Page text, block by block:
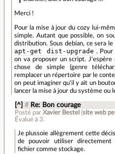
Merci !
Pour la mise à jour du cozy lui-
simple. Autant que possible, on
distribution. Sous debian, ce sera le
apt-get dist-upgrade . Pour
on va proposer un script.
chose de simple (genre
remplacer un répertoire par le
on peut imaginer qu'il y ait un
lancer la mise à jour du système ou
[^] # Re: Bon courage
Posté par Xavier Bestel (site web
Évalué à 3.
Je plussoie allègrement cette
de pouvoir utiliser
fichier comme stockage.